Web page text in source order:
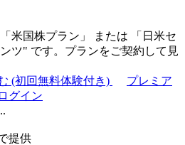
米国株プラン 」 または 「 日米セ
ツ" です。プランをご契約して見
(初回無料体験付き)
プレミア
グイン
提供